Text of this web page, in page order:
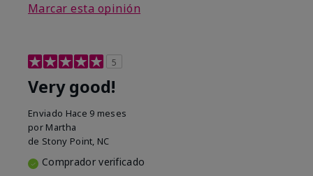
Marcar esta opinión
5
Very good!
Enviado Hace 9 meses
por Martha
de Stony Point, NC
Comprador verificado